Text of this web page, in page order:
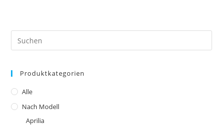
Optionen
der
Produktkategorien
Alle
Nach Modell
Aprilia